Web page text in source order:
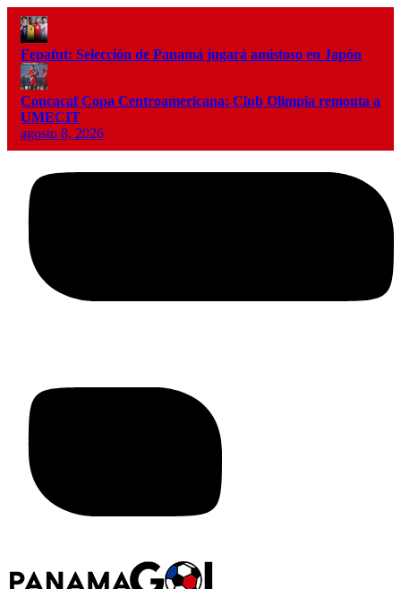
Fepafut: Selección de Panamá jugará amistoso en Japón
Concacaf Copa Centroamericana: Club Olimpia remonta a
UMECIT
agosto 8, 2026